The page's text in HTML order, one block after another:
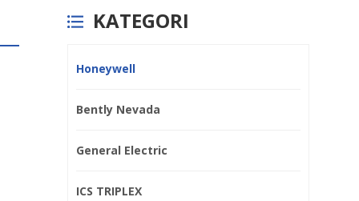
KATEGORI
Honeywell
Bently Nevada
General Electric
ICS TRIPLEX